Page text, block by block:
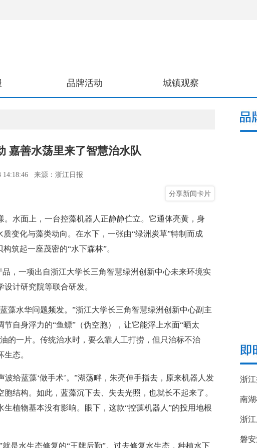
品牌活动 城镇观察
嘉善水荡里来了智慧治水队
14:18:46 来源：浙江日报
分享新闻卡片
水面上，一台控藻机器人正静静伫立。它通体亮黄，身
质变化与藻类动向。在水下，一张由“绿洲炭草”特制而成
筑起一座茂密的“水下森林”。
，一项出自浙江大学长三角智慧绿洲创新中心未来环境实
计研究院等联合研发。
水华问题频发。”浙江大学长三角智慧绿洲创新中心副主
自身浮力的“鱼鳔”（伪空胞），让它能浮上水面“晒太
的一片。传统治水时，要么靠人工打捞，但只治标不治
态。
给蓝藻‘做手术’。”湖荡畔，朱亮伸手指去，原来机器人发
结构。如此，蓝藻沉下去、失去光照，也就长不起来了。
植物基本没有影响。眼下，这款“控藻机器人”的投用地根
是水生态修复的“王牌后勤”。过去修复水生态，种植水下
南
浙
磐